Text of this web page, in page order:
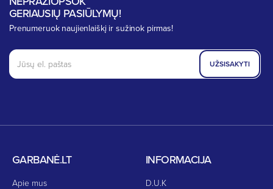
GARBANĖ.LT
Apie mus
INFORMACIJA
D.U.K
GERIAUSIŲ PASIŪLYMŲ!
Prenumeruok naujienlaiškį ir sužinok pirmas!
UŽSISAKYTI